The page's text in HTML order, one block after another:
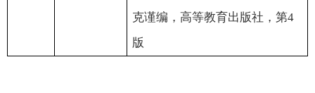
克谨编，高等教育出版社，第4
版